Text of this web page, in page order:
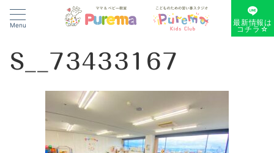
Menu 最新情報は
コチラ☆
S__73433167